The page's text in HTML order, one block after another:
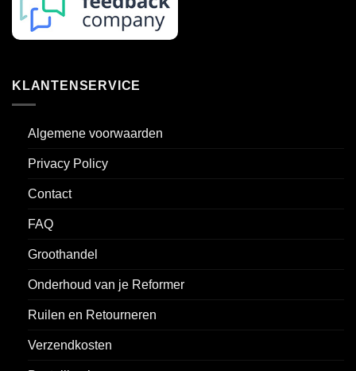
KLANTENSERVICE
Algemene voorwaarden
Privacy Policy
Contact
FAQ
Groothandel
Onderhoud van je Reformer
Ruilen en Retourneren
Verzendkosten